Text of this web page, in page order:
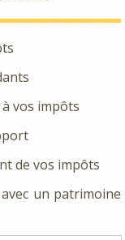
vos impôts
de vos impôts
un patrimoine